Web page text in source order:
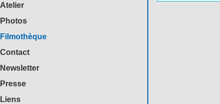
Atelier
Photos
Filmothèque
Contact
Newsletter
Presse
Liens